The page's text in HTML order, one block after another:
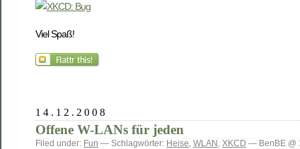
Viel Spaß!
14.12.2008
Offene W-LANs für jeden
Filed under: Fun — Schlagwörter: Heise, WLAN, XKCD — BenBE @